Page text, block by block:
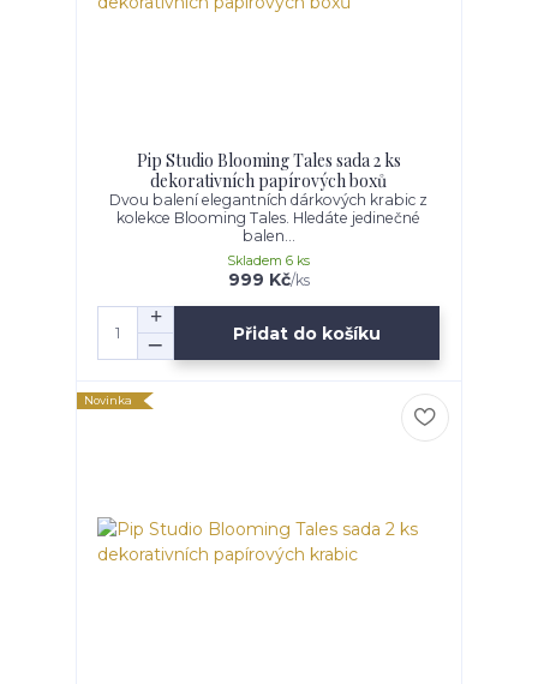
Pip Studio Blooming Tales sada 2 ks
dekorativních papírových boxů
Dvou balení elegantních dárkových krabic z
kolekce Blooming Tales. Hledáte jedinečné
balen...
999 Kč/ks
Skladem 6 ks
Přidat do košíku
Novinka